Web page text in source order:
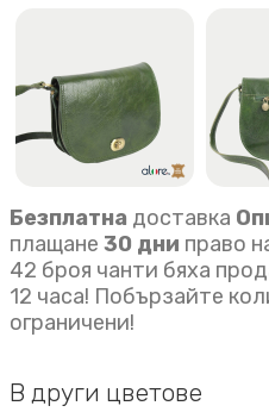
Безплатна доставка
плащане 30 дни право
42 броя чанти бяха
12 часа! Побързайте
ограничени!
В други цветове